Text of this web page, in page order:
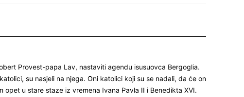
Provest-papa Lav, nastaviti agendu isusuovca Bergoglia.
su nasjeli na njega. Oni katolici koji su se nadali, da će on
opet u stare staze iz vremena Ivana Pavla II i Benedikta XVI.